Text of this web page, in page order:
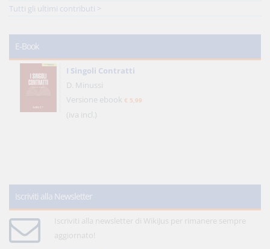
Tutti gli ultimi contributi >
E-Book
I Singoli Contratti
D. Minussi
Versione ebook € 5,99
(iva incl.)
Iscriviti alla Newsletter
Iscriviti alla newsletter di WikiJus per rimanere sempre
aggiornato!